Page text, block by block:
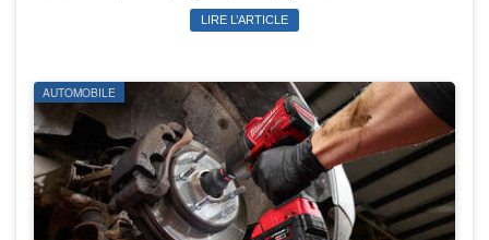
LIRE L’ARTICLE
AUTOMOBILE